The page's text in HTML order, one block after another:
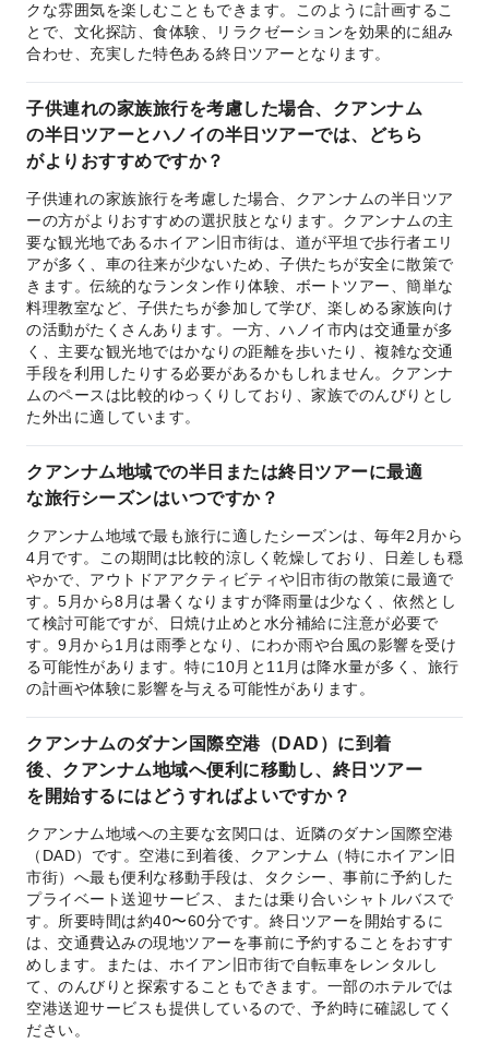
クな雰囲気を楽しむこともできます。このように計画するこ
とで、文化探訪、食体験、リラクゼーションを効果的に組み
合わせ、充実した特色ある終日ツアーとなります。
子供連れの家族旅行を考慮した場合、クアンナム
の半日ツアーとハノイの半日ツアーでは、どちら
がよりおすすめですか？
子供連れの家族旅行を考慮した場合、クアンナムの半日ツア
ーの方がよりおすすめの選択肢となります。クアンナムの主
要な観光地であるホイアン旧市街は、道が平坦で歩行者エリ
アが多く、車の往来が少ないため、子供たちが安全に散策で
きます。伝統的なランタン作り体験、ボートツアー、簡単な
料理教室など、子供たちが参加して学び、楽しめる家族向け
の活動がたくさんあります。一方、ハノイ市内は交通量が多
く、主要な観光地ではかなりの距離を歩いたり、複雑な交通
手段を利用したりする必要があるかもしれません。クアンナ
ムのペースは比較的ゆっくりしており、家族でのんびりとし
た外出に適しています。
クアンナム地域での半日または終日ツアーに最適
な旅行シーズンはいつですか？
クアンナム地域で最も旅行に適したシーズンは、毎年2月から
4月です。この期間は比較的涼しく乾燥しており、日差しも穏
やかで、アウトドアアクティビティや旧市街の散策に最適で
す。5月から8月は暑くなりますが降雨量は少なく、依然とし
て検討可能ですが、日焼け止めと水分補給に注意が必要で
す。9月から1月は雨季となり、にわか雨や台風の影響を受け
る可能性があります。特に10月と11月は降水量が多く、旅行
の計画や体験に影響を与える可能性があります。
クアンナムのダナン国際空港（DAD）に到着
後、クアンナム地域へ便利に移動し、終日ツアー
を開始するにはどうすればよいですか？
クアンナム地域への主要な玄関口は、近隣のダナン国際空港
（DAD）です。空港に到着後、クアンナム（特にホイアン旧
市街）へ最も便利な移動手段は、タクシー、事前に予約した
プライベート送迎サービス、または乗り合いシャトルバスで
す。所要時間は約40〜60分です。終日ツアーを開始するに
は、交通費込みの現地ツアーを事前に予約することをおすす
めします。または、ホイアン旧市街で自転車をレンタルし
て、のんびりと探索することもできます。一部のホテルでは
空港送迎サービスも提供しているので、予約時に確認してく
ださい。